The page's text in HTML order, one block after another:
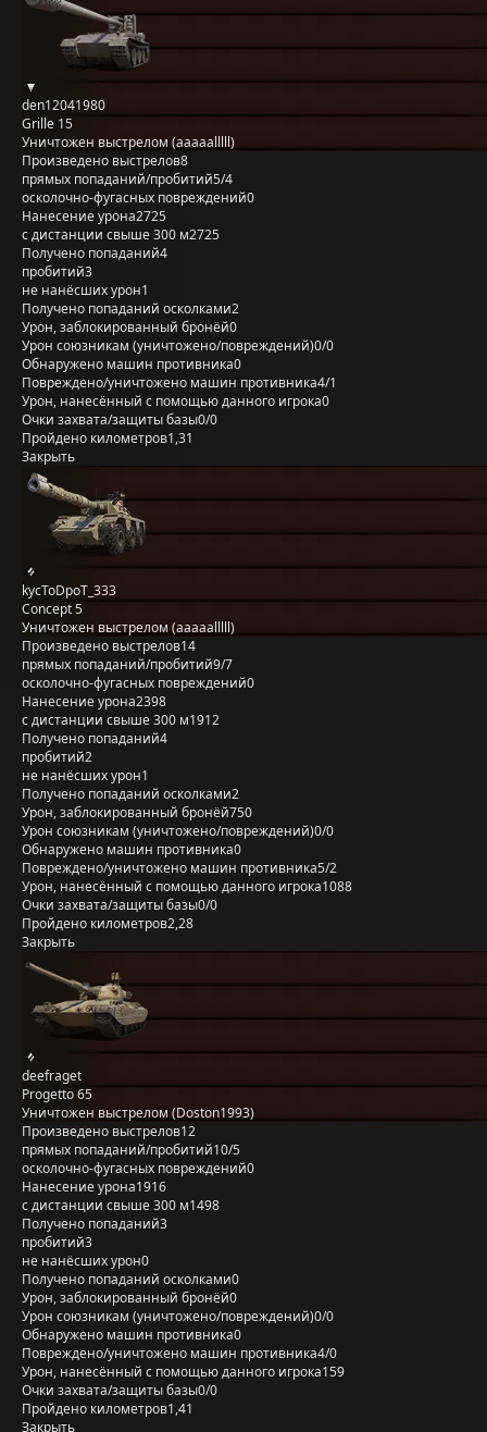
den12041980
Grille 15
Уничтожен выстрелом (aaaaalllll)
Произведено выстрелов8
прямых попаданий/пробитий5/4
осколочно-фугасных повреждений0
Нанесение урона2725
с дистанции свыше 300 м2725
Получено попаданий4
пробитий3
не нанёсших урон1
Получено попаданий осколками2
Урон, заблокированный бронёй0
Урон союзникам (уничтожено/повреждений)0/0
Обнаружено машин противника0
Повреждено/уничтожено машин противника4/1
Урон, нанесённый с помощью данного игрока0
Очки захвата/защиты базы0/0
Пройдено километров1,31
Закрыть
kycToDpoT_333
Concept 5
Уничтожен выстрелом (aaaaalllll)
Произведено выстрелов14
прямых попаданий/пробитий9/7
осколочно-фугасных повреждений0
Нанесение урона2398
с дистанции свыше 300 м1912
Получено попаданий4
пробитий2
не нанёсших урон1
Получено попаданий осколками2
Урон, заблокированный бронёй750
Урон союзникам (уничтожено/повреждений)0/0
Обнаружено машин противника0
Повреждено/уничтожено машин противника5/2
Урон, нанесённый с помощью данного игрока1088
Очки захвата/защиты базы0/0
Пройдено километров2,28
Закрыть
deefraget
Progetto 65
Уничтожен выстрелом (Doston1993)
Произведено выстрелов12
прямых попаданий/пробитий10/5
осколочно-фугасных повреждений0
Нанесение урона1916
с дистанции свыше 300 м1498
Получено попаданий3
пробитий3
не нанёсших урон0
Получено попаданий осколками0
Урон, заблокированный бронёй0
Урон союзникам (уничтожено/повреждений)0/0
Обнаружено машин противника0
Повреждено/уничтожено машин противника4/0
Урон, нанесённый с помощью данного игрока159
Очки захвата/защиты базы0/0
Пройдено километров1,41
Закрыть